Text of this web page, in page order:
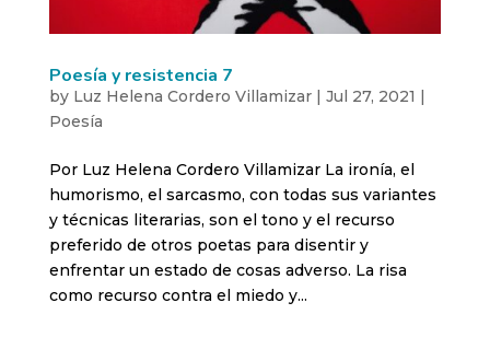
Poesía y resistencia 7
by Luz Helena Cordero Villamizar| Jul 27, 2021 |
Poesía
Por Luz Helena Cordero Villamizar La ironía, el
humorismo, el sarcasmo, con todas sus variantes
y técnicas literarias, son el tono y el recurso
preferido de otros poetas para disentir y
enfrentar un estado de cosas adverso. La risa
como recurso contra el miedo y...